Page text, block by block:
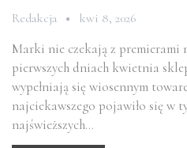
Redakcja kwi 8, 2026
Marki nie czekają z
pierwszych dniach kwietnia
wypełniają się wiosennym
najciekawszego pojawiło się w
najświeższych…